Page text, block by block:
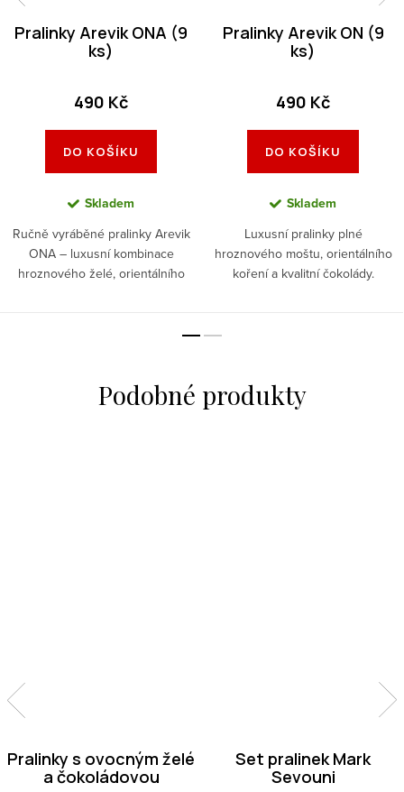
Pralinky Arevik ONA (9
ks)
490 Kč
DO KOŠÍKU
Skladem
Ručně vyráběné pralinky Arevik
ONA – luxusní kombinace
hroznového želé, orientálního
Pralinky Arevik ON (9
ks)
490 Kč
DO KOŠÍKU
Skladem
Luxusní pralinky plné
hroznového moštu, orientálního
koření a kvalitní čokolády.
Pralinky s ovocným želé
a čokoládovou
Set pralinek Mark
Sevouni